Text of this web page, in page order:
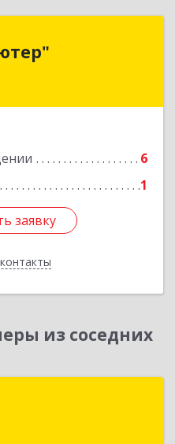
6
1
заявку
обл, Углегорский р-н,
заявку
из соседних
обл, город Южно-